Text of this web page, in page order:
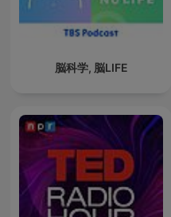
脳科学, 脳LIFE